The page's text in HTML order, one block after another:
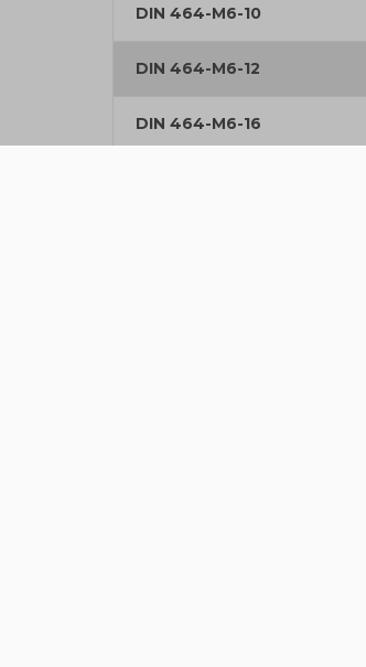
DIN 464-M6-10
DIN 464-M6-12
DIN 464-M6-16